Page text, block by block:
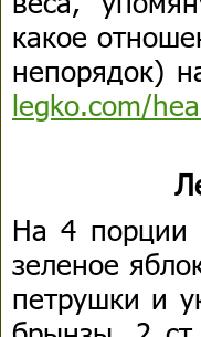
какое
непорядок)
legko.com/
На 4 порции
зеленое
петрушки и